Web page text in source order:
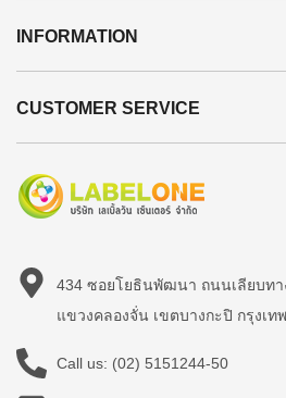
INFORMATION
CUSTOMER SERVICE
434 ซอยโยธินพัฒนา ถนนเลียบท
แขวงคลองจั่น เขตบางกะปิ กรุงเท
Call us: (02) 5151244-50